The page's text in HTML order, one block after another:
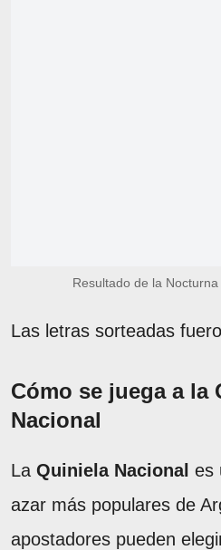
Resultado de la
Las letras sorteadas
Cómo se juega a la
Nacional
La Quiniela Nacional es
azar más populares de
apostadores pueden